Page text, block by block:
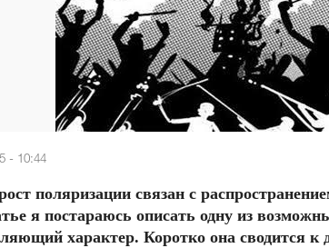
- 10:44
поляризации связан с
я постараюсь описать одну из
характер. Коротко она сводится